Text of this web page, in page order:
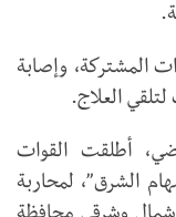
المشتركة، وإصابة
العلاج.
أطلقت القوات
الشرق”، لمحاربة